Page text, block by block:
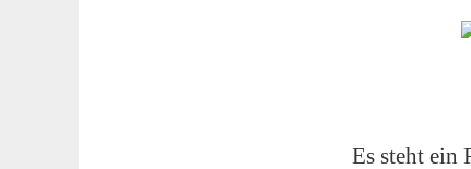
Es steht ein